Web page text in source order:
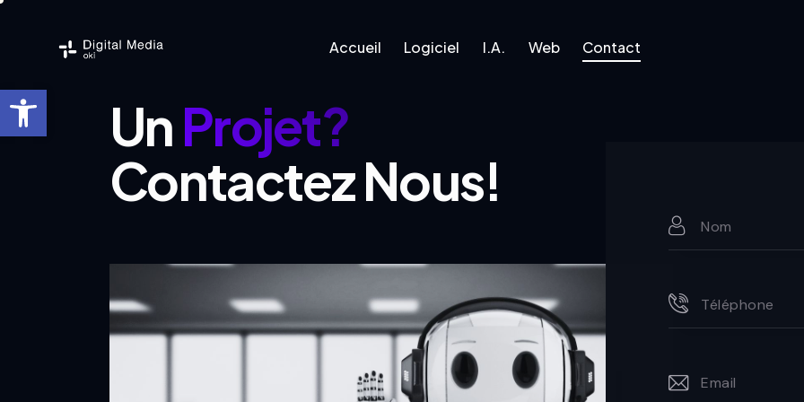
Ouvrir la barre d’outils
Accueil Logiciel I.A. Web Contact
Accueil
UnProjet?
Contactez Nous!